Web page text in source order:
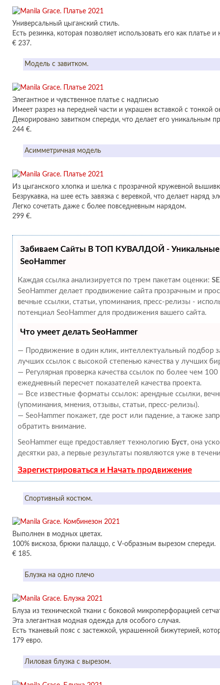
Универсальный цыганский стиль.
Есть резинка, которая позволяет использовать его как платье и
€ 237.
Модель с завитком.
Элегантное и чувственное платье с надписью
Имеет разрез на передней части и украшен вставкой с тонкой
Декорировано завитком спереди, что делает его уникальным
244 €.
Асимметричная модель
Из цыганского хлопка и шелка с прозрачной кружевной
Безрукавка, на шее есть завязка с веревкой, что делает наряд
Легко сочетать даже с более повседневным нарядом.
299 €.
Забиваем Сайты В ТОП КУВАЛДОЙ - Уникальные
SeoHammer
Каждая ссылка анализируется по трем пакетам оценки:
SeoHammer делает продвижение сайта прозрачным и
вечные ссылки, статьи, упоминания, пресс-релизы -
потенциал SeoHammer для продвижения вашего сайта.
Что умеет делать SeoHammer
— Продвижение в один клик, интеллектуальный подбор
лучших ссылок с высокой степенью качества у лучших
— Регулярная проверка качества ссылок по более чем
ежедневный пересчет показателей качества проекта.
— Все известные форматы ссылок: арендные ссылки,
(упоминания, мнения, отзывы, статьи, пресс-релизы).
— SeoHammer покажет, где рост или падение, а также
обратить внимание.
SeoHammer еще предоставляет технологию Буст, она
десятки раз, а первые результаты появляются уже в
Зарегистрироваться и Начать продвижение
Спортивный костюм.
Выполнен в модных цветах.
100% вискоза, брюки палаццо, с V-образным вырезом спереди.
€ 185.
Блузка на одно плечо
Блуза из технической ткани с боковой микроперфорацией
Эта элегантная модная одежда для особого случая.
Есть тканевый пояс с застежкой, украшенной бижутерией,
179 евро.
Лиловая блузка с вырезом.